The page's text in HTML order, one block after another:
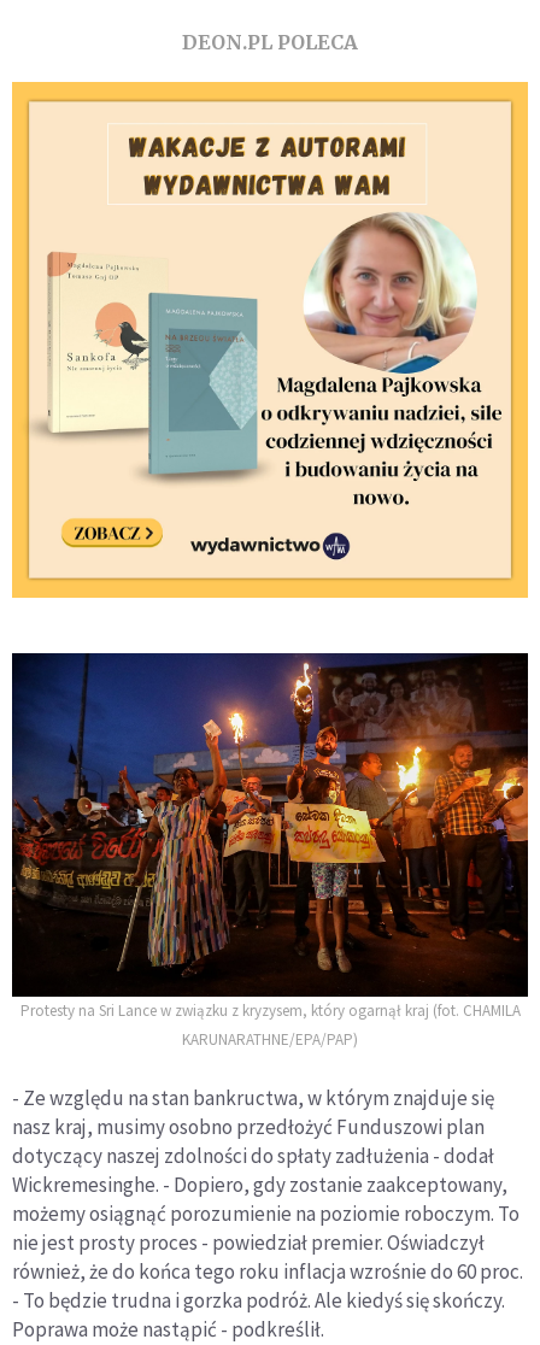
DEON.PL POLECA
Protesty na Sri Lance w związku z kryzysem, który ogarnął kraj (fot. CHAMILA
KARUNARATHNE/EPA/PAP)
- Ze względu na stan bankructwa, w którym znajduje się
nasz kraj, musimy osobno przedłożyć Funduszowi plan
dotyczący naszej zdolności do spłaty zadłużenia - dodał
Wickremesinghe. - Dopiero, gdy zostanie zaakceptowany,
możemy osiągnąć porozumienie na poziomie roboczym. To
nie jest prosty proces - powiedział premier. Oświadczył
również, że do końca tego roku inflacja wzrośnie do 60 proc.
- To będzie trudna i gorzka podróż. Ale kiedyś się skończy.
Poprawa może nastąpić - podkreślił.